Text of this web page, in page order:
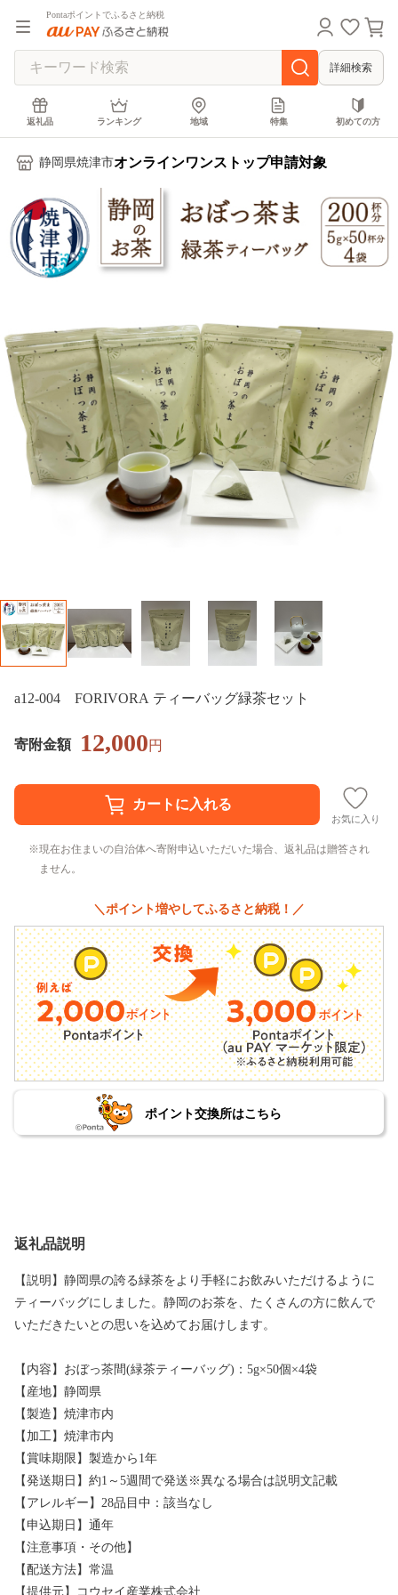
Pontaポイントでふるさと納税
詳細検索
返礼品 ランキング 地域 特集 初めての方
静岡県焼津市オンラインワンストップ申請対象
a12-004 FORIVORA ティーバッグ緑茶セット
寄附金額 12,000円
お気に入り
現在お住まいの自治体へ寄附申込いただいた場合、返礼品は贈答され
ません。
＼ポイント増やしてふるさと納税！／
ポイント交換所はこちら
返礼品説明
【説明】静岡県の誇る緑茶をより手軽にお飲みいただけるように
ティーバッグにしました。静岡のお茶を、たくさんの方に飲んで
いただきたいとの思いを込めてお届けします。
【内容】おぼっ茶間(緑茶ティーバッグ)：5g×50個×4袋
【産地】静岡県
【製造】焼津市内
【加工】焼津市内
【賞味期限】製造から1年
【発送期日】約1～5週間で発送※異なる場合は説明文記載
【アレルギー】28品目中：該当なし
【申込期日】通年
【注意事項・その他】
【配送方法】常温
【提供元】コウセイ産業株式会社